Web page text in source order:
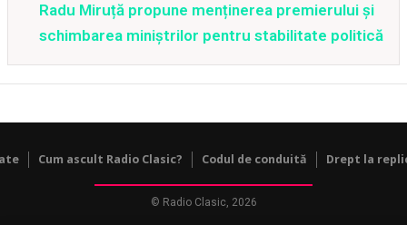
Radu Miruță propune menținerea premierului și
schimbarea miniștrilor pentru stabilitate politică
Cum ascult Radio Clasic? Codul de conduită Drept la
© Radio Clasic, 2026